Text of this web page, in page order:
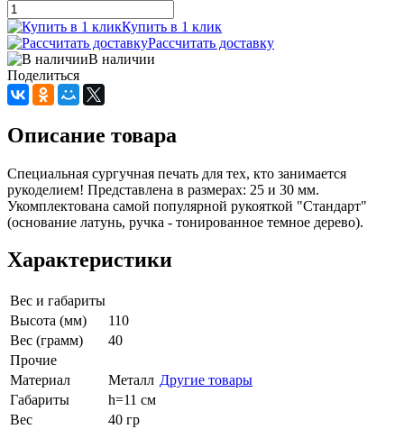
Купить в 1 клик
Рассчитать доставку
В наличии
Поделиться
Описание товара
Специальная сургучная печать для тех, кто занимается
рукоделием! Представлена в размерах: 25 и 30 мм.
Укомплектована самой популярной рукояткой "Стандарт"
(основание латунь, ручка - тонированное темное дерево).
Характеристики
Вес и габариты
Высота (мм)
110
Вес (грамм)
40
Прочие
Материал
Металл Другие товары
Габариты
h=11 см
Вес
40 гр